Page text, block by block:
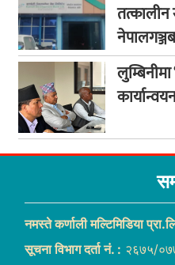
नमस्ते कर्णाली मल्टिमिडिया
सूचना विभाग दर्ता नं. : २६७५/